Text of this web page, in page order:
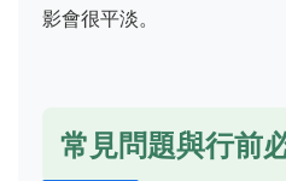
影會很平淡。
常見問題與行前